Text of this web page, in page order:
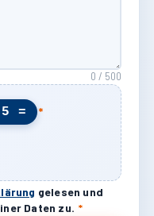
0 / 500
= *
gelesen und
Daten zu. *